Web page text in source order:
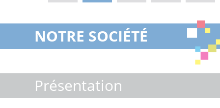
NOTRE SOCIÉTÉ
Présentation